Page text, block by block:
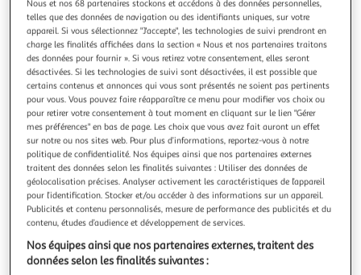
PARIS PRIX
Affiche Murale Encadrée City Map Cologne Round
Informations Techniques : Matières : Affiche : Papier Haute
Qualité (170 g/m2) Cadre : Plastique, MDF & Verre
Acrylique Attache : Acier Spécificités : Type de Support :
Mural Affiche Encadrée Feuille de protection incluse Haute
qualité : Impression HD résistante aux rayons UV Papier
d'un grammage d
En savoir +
Vendu par Paris Prix
Couleur
Noir +1
Taille
21 x 30 cm
Nous et nos 68 partenaires stockons et accédons à des données personnelles,
telles que des données de navigation ou des identifiants uniques, sur votre
appareil. Si vous sélectionnez "J'accepte", les technologies de suivi prendront en
charge les finalités affichées dans la section « Nous et nos partenaires traitons
des données pour fournir ». Si vous retirez votre consentement, elles seront
désactivées. Si les technologies de suivi sont désactivées, il est possible que
certains contenus et annonces qui vous sont présentés ne soient pas pertinents
pour vous. Vous pouvez faire réapparaître ce menu pour modifier vos choix ou
pour retirer votre consentement à tout moment en cliquant sur le lien "Gérer
mes préférences" en bas de page. Les choix que vous avez fait auront un effet
sur notre ou nos sites web. Pour plus d’informations, reportez-vous à notre
politique de confidentialité. Nos équipes ainsi que nos partenaires externes
traitent des données selon les finalités suivantes : Utiliser des données de
géolocalisation précises. Analyser activement les caractéristiques de l’appareil
pour l’identification. Stocker et/ou accéder à des informations sur un appareil.
Publicités et contenu personnalisés, mesure de performance des publicités et du
contenu, études d’audience et développement de services.
Nos équipes ainsi que nos partenaires externes, traitent des
données selon les finalités suivantes :